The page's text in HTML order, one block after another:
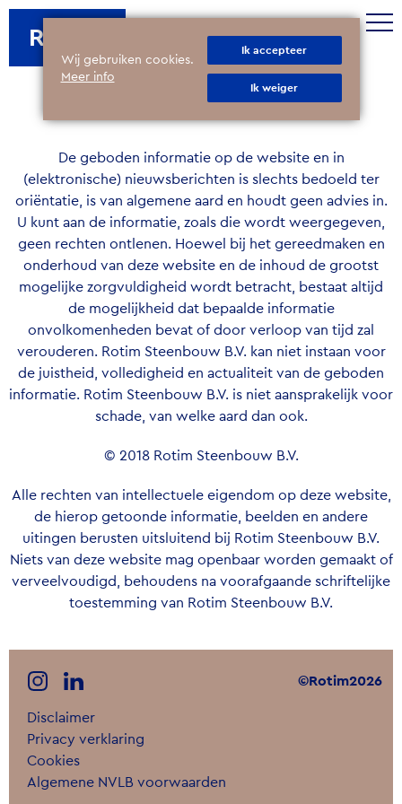
ROTIM
Disclaimer
De geboden informatie op de website en in
(elektronische) nieuwsberichten is slechts bedoeld ter
oriëntatie, is van algemene aard en houdt geen advies in.
U kunt aan de informatie, zoals die wordt weergegeven,
geen rechten ontlenen. Hoewel bij het gereedmaken en
onderhoud van deze website en de inhoud de grootst
mogelijke zorgvuldigheid wordt betracht, bestaat altijd
de mogelijkheid dat bepaalde informatie
onvolkomenheden bevat of door verloop van tijd zal
verouderen. Rotim Steenbouw B.V. kan niet instaan voor
de juistheid, volledigheid en actualiteit van de geboden
informatie. Rotim Steenbouw B.V. is niet aansprakelijk voor
schade, van welke aard dan ook.
© 2018 Rotim Steenbouw B.V.
Alle rechten van intellectuele eigendom op deze website,
de hierop getoonde informatie, beelden en andere
uitingen berusten uitsluitend bij Rotim Steenbouw B.V.
Niets van deze website mag openbaar worden gemaakt of
verveelvoudigd, behoudens na voorafgaande schriftelijke
toestemming van Rotim Steenbouw B.V.
©Rotim2026
Disclaimer
Privacy verklaring
Cookies
Algemene NVLB voorwaarden
Wij gebruiken cookies.
Meer info
Ik accepteer
Ik weiger